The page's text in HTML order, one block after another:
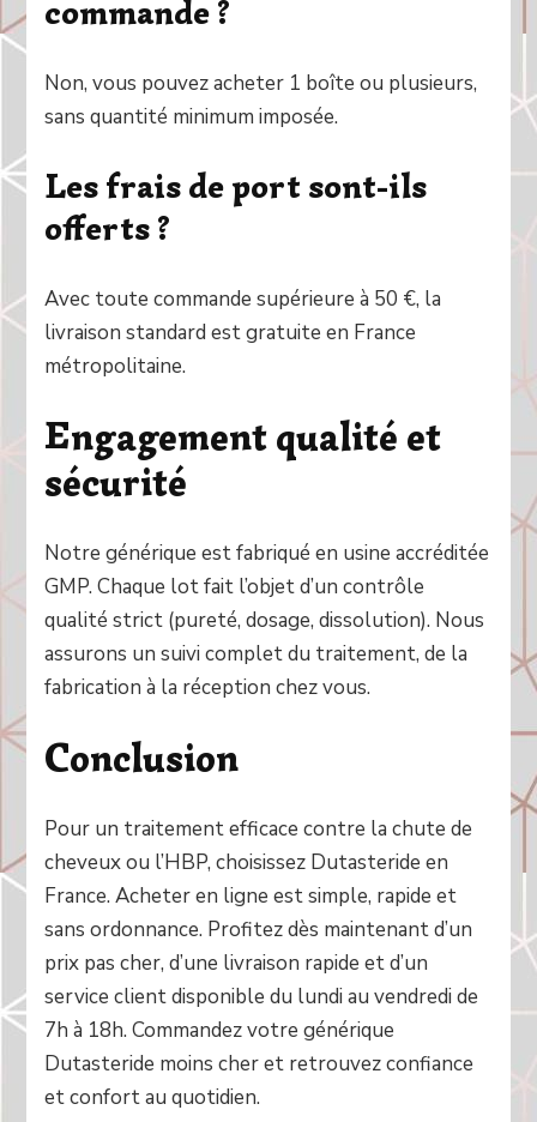
commande ?
Non, vous pouvez acheter 1 boîte ou plusieurs,
sans quantité minimum imposée.
Les frais de port sont-ils
offerts ?
Avec toute commande supérieure à 50 €, la
livraison standard est gratuite en France
métropolitaine.
Engagement qualité et
sécurité
Notre générique est fabriqué en usine accréditée
GMP. Chaque lot fait l’objet d’un contrôle
qualité strict (pureté, dosage, dissolution). Nous
assurons un suivi complet du traitement, de la
fabrication à la réception chez vous.
Conclusion
Pour un traitement efficace contre la chute de
cheveux ou l’HBP, choisissez Dutasteride en
France. Acheter en ligne est simple, rapide et
sans ordonnance. Profitez dès maintenant d’un
prix pas cher, d’une livraison rapide et d’un
service client disponible du lundi au vendredi de
7h à 18h. Commandez votre générique
Dutasteride moins cher et retrouvez confiance
et confort au quotidien.